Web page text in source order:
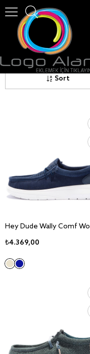
Hey Dude
Hey Dude
Sort
₺4.369,00